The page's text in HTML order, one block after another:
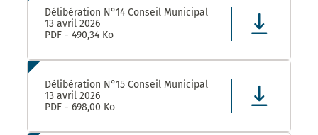
Délibération N°14 Conseil Municipal
13 avril 2026
PDF - 490,34 Ko
Délibération N°15 Conseil Municipal
13 avril 2026
PDF - 698,00 Ko